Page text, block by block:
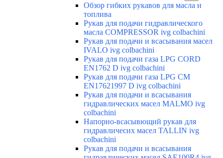
Обзор гибких рукавов для масла и
топлива
Рукав для подачи гидравлического
масла COMPRESSOR ivg colbachini
Рукав для подачи и всасывания масел
IVALO ivg colbachini
Рукав для подачи газа LPG CORD
EN1762 D ivg colbachini
Рукав для подачи газа LPG CM
EN17621997 D ivg colbachini
Рукав для подачи и всасывания
гидравлических масел MALMO ivg
colbachini
Напорно-всасывющий рукав для
гидравличесих масел TALLIN ivg
colbachini
Рукав для подачи и всасывания